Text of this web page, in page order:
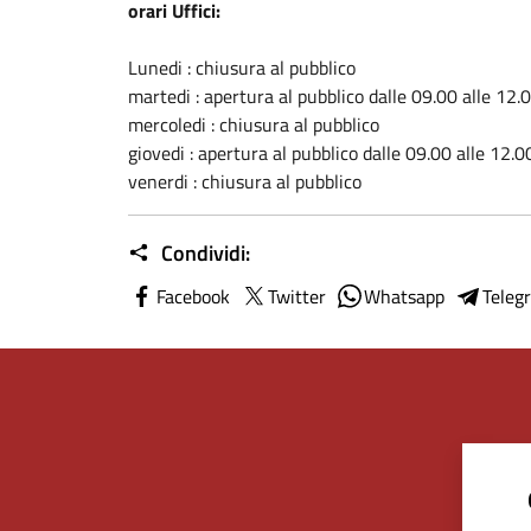
orari Uffici:
Lunedi : chiusura al pubblico
martedi : apertura al pubblico dalle 09.00 alle
mercoledi : chiusura al pubblico
giovedi : apertura al pubblico dalle 09.00 alle
venerdi : chiusura al pubblico
Condividi:
Facebook Twitter Whatsapp